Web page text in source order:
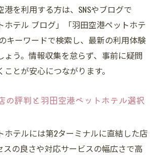
を利用する方は、SNSやブログで
ホテル ブログ」「羽田空港ペットホテ
キーワードで検索し、最新の利用体験
ょう。情報収集を怠らず、事前に疑問
とが安心につながります。
の評判と羽田空港ペットホテル選択
ホテルには第2ターミナルに直結した店
スの良さや対応サービスの幅広さで高